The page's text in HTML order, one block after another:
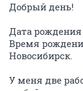
Добрый день!
Дата рождения
Время
Новосибирск.
У меня две